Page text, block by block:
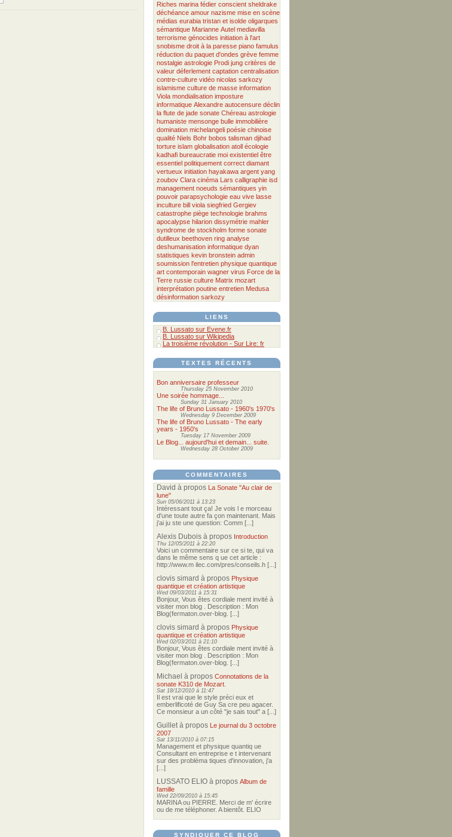
Riches marina fédier conscient sheldrake
déchéance amour nazisme mise en scène
médias eurabia tristan et isolde oligarques
sémantique Marianne Autel mediavilla
terrorisme génocides initiation à l'art
snobisme droit à la paresse piano famulus
réduction du paquet d'ondes grève femme
nostalgie astrologie Prodi jung critères de
valeur déferlement captation centralisation
contre-culture vidéo nicolas sarkozy
islamisme culture de masse information
Viola mondialisation imposture
informatique Alexandre autocensure déclin
la flute de jade sonate Chéreau astrologie
humaniste mensonge bulle immobilière
domination michelangeli poésie chinoise
qualité Niels Bohr bobos talisman djihad
torture islam globalisation atoll écologie
kadhafi bureaucratie moi existentiel être
essentiel politiquement correct diamant
vertueux initiation hayakawa argent yang
zoubov Clara cinéma Lars calligraphie isd
management noeuds sémantiques yin
pouvoir parapsychologie eau vive lasse
inculture bill viola siegfried Gergiev
catastrophe piège technologie brahms
apocalypse hilarion dissymétrie mahler
syndrome de stockholm forme sonate
dutilleux beethoven ring analyse
deshumanisation informatique dyan
statistiques kevin bronstein admin
soumission l'entretien physique quantique
art contemporain wagner virus Force de la
Terre russie culture Matrix mozart
interprétation poutine entretien Medusa
désinformation sarkozy
LIENS
B. Lussato sur Evene.fr
B. Lussato sur Wikipedia
La troisième révolution - Sur Lire: fr
TEXTES RÉCENTS
Bon anniversaire professeur
Thursday 25 November 2010
Une soirée hommage...
Sunday 31 January 2010
The life of Bruno Lussato - 1960's 1970's
Wednesday 9 December 2009
The life of Bruno Lussato - The early
years - 1950's
Tuesday 17 November 2009
Le Blog... aujourd'hui et demain... suite.
Wednesday 28 October 2009
COMMENTAIRES
David à propos La Sonate "Au clair de
lune"
Sun 05/06/2011 à 13:23
Intéressant tout ça! Je vois l e morceau
d'une toute autre fa çon maintenant. Mais
j'ai ju ste une question: Comm [...]
Alexis Dubois à propos Introduction
Thu 12/05/2011 à 22:20
Voici un commentaire sur ce si te, qui va
dans le même sens q ue cet article :
http://www.m ilec.com/pres/conseils.h [...]
clovis simard à propos Physique
quantique et création artistique
Wed 09/03/2011 à 15:31
Bonjour, Vous êtes cordiale ment invité à
visiter mon blog . Description : Mon
Blog(fermaton.over-blog. [...]
clovis simard à propos Physique
quantique et création artistique
Wed 02/03/2011 à 21:10
Bonjour, Vous êtes cordiale ment invité à
visiter mon blog . Description : Mon
Blog(fermaton.over-blog. [...]
Michael à propos Connotations de la
sonate K310 de Mozart.
Sat 18/12/2010 à 11:47
Il est vrai que le style préci eux et
emberlificoté de Guy Sa cre peu agacer.
Ce monsieur a un côté "je sais tout" a [...]
Guilletà propos Le journal du 3 octobre
2007
Sat 13/11/2010 à 07:15
Management et physique quantiq ue
Consultant en entreprise e t intervenant
sur des probléma tiques d'innovation, j'a
[...]
LUSSATO ELIO à propos Album de
famille
Wed 22/09/2010 à 15:45
MARINA ou PIERRE. Merci de m' écrire
ou de me téléphoner. A bientôt. ELIO
SYNDIQUER CE BLOG